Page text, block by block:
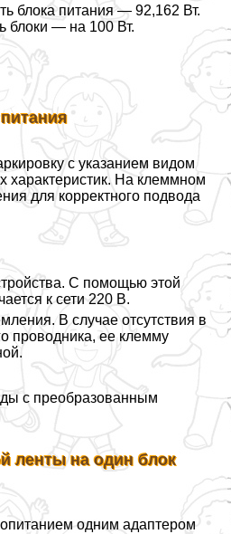
блока питания — 92,162 Вт.
блоки — на 100 Вт.
с указанием видом
хаpaктеристик. На клеммном
для корректного подвода
С помощью этой
к сети 220 В.
В случае отсутствия в
проводника, ее клемму
с преобразованным
ленты на один блок
одним адаптером